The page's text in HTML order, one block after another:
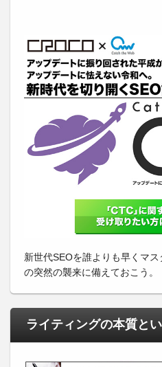
新世代SEOを誰よりも早くマ
の突然の襲来に備えておこう。
ライティングの本質と